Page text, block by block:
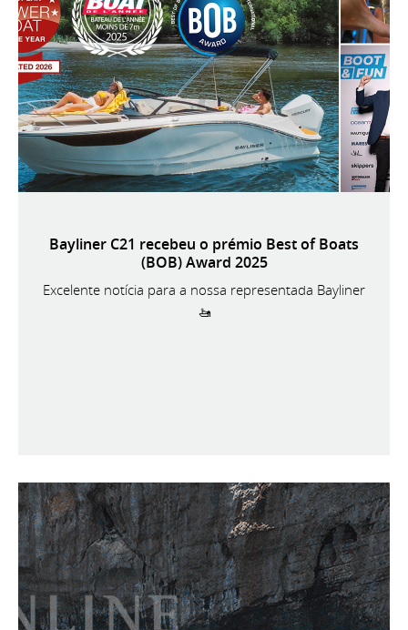
Bayliner C21 recebeu o prémio Best of Boats
(BOB) Award 2025
Excelente notícia para a nossa representada Bayliner
🚤